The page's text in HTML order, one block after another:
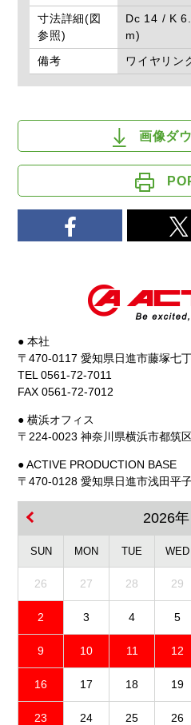
寸法詳細(図
参照)
Dc 14 / K
m)
備考
ワイヤリン
画像ダ
● 本社
〒470-0117 愛知県日進市藤塚七
TEL 0561-72-7011
FAX 0561-72-7012
● 横浜オフィス
〒224-0023 神奈川県横浜市都筑
● ACTIVE PRODUCTION BASE
〒470-0128 愛知県日進市浅田平
2026年
SUN MON TUE WED
26 27 28 29
2 3 4 5
9 10 11 12
16 17 18 19
23 24 25 26